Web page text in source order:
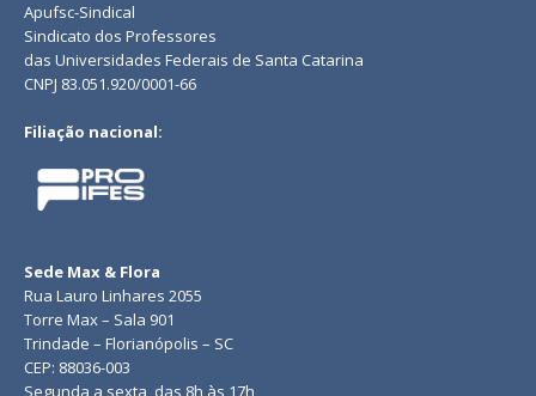
Apufsc-Sindical
Sindicato dos Professores
das Universidades Federais de Santa Catarina
CNPJ 83.051.920/0001-66
Filiação nacional:
Sede Max & Flora
Rua Lauro Linhares 2055
Torre Max – Sala 901
Trindade – Florianópolis – SC
CEP: 88036-003
Segunda a sexta, das 8h às 17h